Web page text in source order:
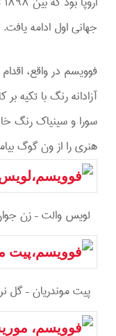
جهانی اول ادامه یافت.
فوویسم در واقع،
آزادانه رنگ با تکیه
سورا و سینیاک رنگ
هنری را از ون گوگ
لويس والت – زن
پيت موندريان – گل